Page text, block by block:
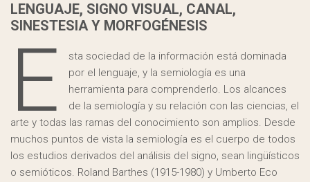
LENGUAJE, SIGNO VISUAL, CANAL,
SINESTESIA Y MORFOGÉNESIS
E
sta sociedad de la información está dominada
por el lenguaje, y la semiología es una
herramienta para comprenderlo. Los alcances
de la semiología y su relación con las ciencias, el
arte y todas las ramas del conocimiento son amplios. Desde
muchos puntos de vista la semiología es el cuerpo de todos
los estudios derivados del análisis del signo, sean lingüísticos
o semióticos. Roland Barthes (1915-1980) y Umberto Eco